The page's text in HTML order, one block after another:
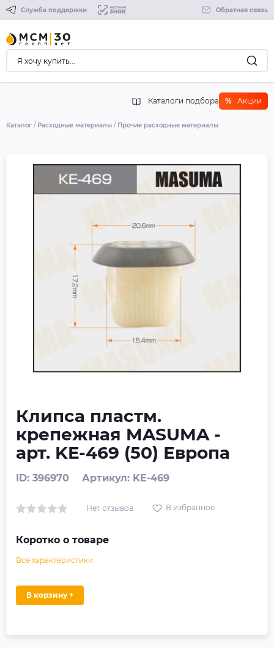
Служба поддержки Обратная связь
Каталоги подбора % Акции
Каталог Расходные материалы Прочие расходные материалы
Клипса пластм.
крепежная MASUMA -
арт. KE-469 (50) Европа
ID: 396970 Артикул: KE-469
Нет отзывов В избранное
Коротко о товаре
Все характеристики
В корзину +